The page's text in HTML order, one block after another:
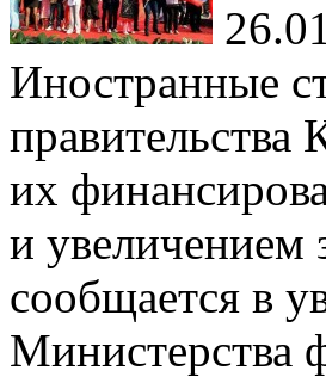
Иностранные
правительства
их
и увеличением
сообщается в
Министерства